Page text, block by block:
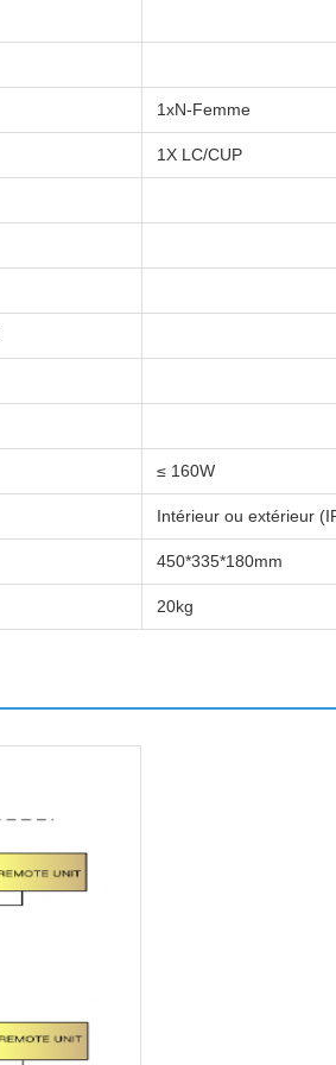
1xN-Femme
1X LC/CUP
≤ 160W
Intérieur ou extérieur
450*335*180mm
20kg